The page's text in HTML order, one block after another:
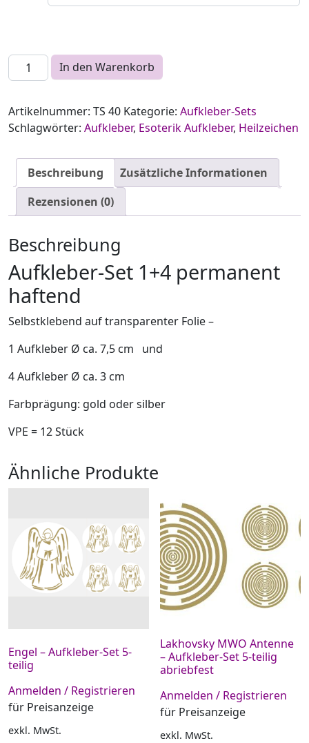
Triskele – Aufkleber-Set 5-teilig Menge
In den Warenkorb
Artikelnummer: TS 40 Kategorie: Aufkleber-Sets
Schlagwörter: Aufkleber, Esoterik Aufkleber, Heilzeichen
Beschreibung
Zusätzliche Informationen
Rezensionen (0)
Beschreibung
Aufkleber-Set 1+4 permanent
haftend
Selbstklebend auf transparenter Folie –
1 Aufkleber Ø ca. 7,5 cm und
4 Aufkleber Ø ca. 3 cm
Farbprägung: gold oder silber
VPE = 12 Stück
Ähnliche Produkte
Engel – Aufkleber-Set 5-
teilig
Anmelden / Registrieren
für Preisanzeige
exkl. MwSt.
Lakhovsky MWO Antenne
– Aufkleber-Set 5-teilig
abriebfest
Anmelden / Registrieren
für Preisanzeige
exkl. MwSt.